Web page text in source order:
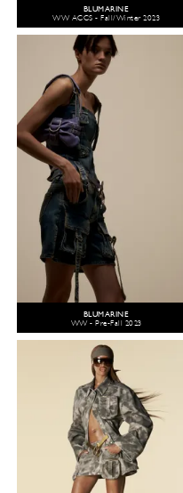
BLUMARINE
WW ACCS - Fall/Winter 2023
BLUMARINE
WW - Pre-Fall 2023